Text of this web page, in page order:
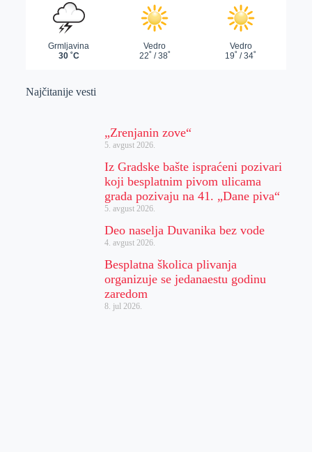
Najčitanije vesti
„Zrenjanin zove“
5. avgust 2026.
Iz Gradske bašte ispraćeni pozivari
koji besplatnim pivom ulicama
grada pozivaju na 41. „Dane piva“
5. avgust 2026.
Deo naselja Duvanika bez vode
4. avgust 2026.
Besplatna školica plivanja
organizuje se jedanaestu godinu
zaredom
8. jul 2026.